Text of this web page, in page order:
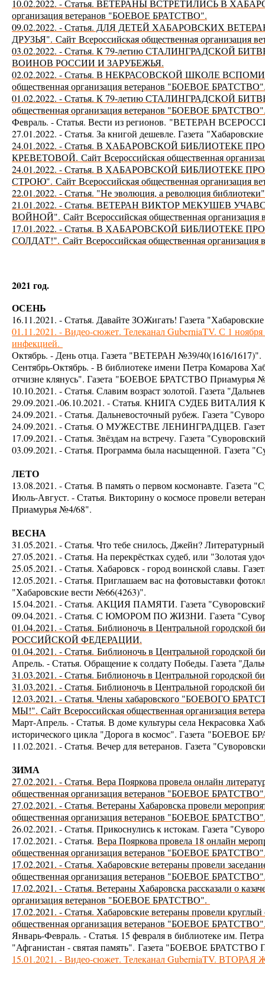
10.02.2022. - Статья. ВЕТЕРАНЫ ВСТРЕТИЛИСЬ В
организация ветеранов "БОЕВОЕ БРАТСТВО".
09.02.2022. - Статья. ДЛЯ ДЕТЕЙ ХАБАРОВСКИХ
ДРУЗЬЯ". Сайт Всероссийская общественная
03.02.2022. - Статья. К 79-летию
ВОИНОВ РОССИИ И ЗАРУБЕЖЬЯ.
02.02.2022. - Статья. В НЕКРАСОВСКОЙ ШКОЛЕ
общественная организация ветеранов "БОЕВОЕ
01.02.2022. - Статья. К 79-летию СТАЛИНГРАДСКОЙ
общественная организация ветеранов "БОЕВОЕ
Февраль. - Статья. Вести из регионов. "ВЕТЕРАН
27.01.2022. - Статья. За книгой дешевле. Газета
24.01.2022. - Статья. В ХАБАРОВСКОЙ БИБЛИОТЕКЕ
КРЕВЕТОВОЙ. Сайт Всероссийская общественная
24.01.2022. - Статья. В ХАБАРОВСКОЙ БИБЛИОТЕКЕ
СТРОЮ". Сайт Всероссийская общественная
22.01.2022. - Статья. "Не эволюция, а революция
21.01.2022. - Статья. ВЕТЕРАН ВИКТОР МЕКУШЕВ
ВОЙНОЙ". Сайт Всероссийская общественная
17.01.2022. - Статья. В ХАБАРОВСКОЙ
СОЛДАТ!". Сайт Всероссийская общественная
2021 год.
ОСЕНЬ
16.11.2021. - Статья. Давайте ЗОЖигать! Газета
01.11.2021. - Видео-сюжет. Телеканал GuberniaTV. С 1
инфекцией.
Октябрь. - День отца. Газета "ВЕТЕРАН №39/40(1616/1617)".
Сентябрь-Октябрь. - В библиотеке имени Петра Комарова
отчизне клянусь". Газета "БОЕВОЕ БРАТСТВО Приамурья
10.10.2021. - Статья. Славим возраст золотой. Газета
29.09.2021.-06.10.2021. - Статья. КНИГА СУДЕБ
24.09.2021. - Статья. Дальневосточный рубеж. Газета
24.09.2021. - Статья. О МУЖЕСТВЕ ЛЕНИНГРАДЦЕВ.
17.09.2021. - Статья. Звёздам на встречу. Газета
03.09.2021. - Статья. Программа была насыщенной. Газета
ЛЕТО
13.08.2021. - Статья. В память о первом космонавте. Газета
Июль-Август. - Статья. Викторину о космосе провели
Приамурья №4/68".
ВЕСНА
31.05.2021. - Статья. Что тебе снилось, Джейн?
27.05.2021. - Статья. На перекрёстках судеб, или
25.05.2021. - Статья. Хабаровск - город воинской славы.
12.05.2021. - Статья. Приглашаем вас на фотовыставки
"Хабаровские вести №66(4263)".
15.04.2021. - Статья. АКЦИЯ ПАМЯТИ. Газета
09.04.2021. - Статья. С ЮМОРОМ ПО ЖИЗНИ. Газета
01.04.2021. - Статья. Библионочь в Центральной
РОССИЙСКОЙ ФЕДЕРАЦИИ.
01.04.2021. - Статья. Библионочь в Центральной городской
Апрель. - Статья. Обращение к солдату Победы. Газета
31.03.2021. - Статья. Библионочь в Центральной
31.03.2021. - Статья. Библионочь в Центральной
12.03.2021. - Статья. Члены хабаровского "БОЕВОГО
МЫ!". Сайт Всероссийская общественная организация
Март-Апрель. - Статья. В доме культуры села Некрасовка
исторического цикла "Дорога в космос". Газета "БОЕВОЕ
11.02.2021. - Статья. Вечер для ветеранов. Газета
ЗИМА
27.02.2021. - Статья. Вера Пояркова провела онлайн
общественная организация ветеранов "БОЕВОЕ
27.02.2021. - Статья. Ветераны Хабаровска провели
общественная организация ветеранов "БОЕВОЕ
26.02.2021. - Статья. Прикоснулись к истокам. Газета
17.02.2021. - Статья. Вера Пояркова провела 18 онлайн
общественная организация ветеранов "БОЕВОЕ
17.02.2021. - Статья. Хабаровские ветераны провели
общественная организация ветеранов "БОЕВОЕ
17.02.2021. - Статья. Ветераны Хабаровска рассказали о
организация ветеранов "БОЕВОЕ БРАТСТВО".
17.02.2021. -Статья. Хабаровские ветераны провели
общественная организация ветеранов "БОЕВОЕ
Январь-Февраль. - Статья. 15 февраля в библиотеке им.
"Афганистан - святая память". Газета "БОЕВОЕ БРАТСТВО
15.01.2021. - Видео-сюжет. Телеканал GuberniaTV.